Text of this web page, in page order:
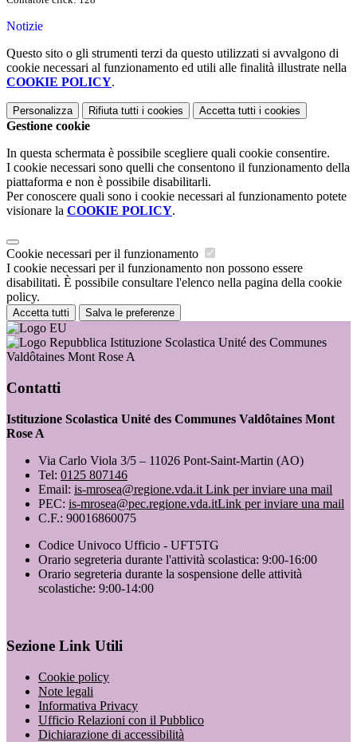
Notizie
Questo sito o gli strumenti terzi da questo utilizzati si avvalgono di
cookie necessari al funzionamento ed utili alle finalità illustrate nella
COOKIE POLICY.
Personalizza Rifiuta tutti i cookies Accetta tutti i cookies
Gestione cookie
In questa schermata è possibile scegliere quali cookie consentire.
I cookie necessari sono quelli che consentono il funzionamento della
piattaforma e non è possibile disabilitarli.
Per conoscere quali sono i cookie necessari al funzionamento potete
visionare la COOKIE POLICY.
Cookie necessari per il funzionamento
I cookie necessari per il funzionamento non possono essere
disabilitati. È possibile consultare l'elenco nella pagina della cookie
policy.
Accetta tutti Salva le preferenze
Istituzione Scolastica Unité des Communes
Valdôtaines Mont Rose A
Contatti
Istituzione Scolastica Unité des Communes Valdôtaines Mont
Rose A
Via Carlo Viola 3/5 – 11026 Pont-Saint-Martin (AO)
Tel: 0125 807146
Email: is-mrosea@regione.vda.it Link per inviare una mail
PEC: is-mrosea@pec.regione.vda.itLink per inviare una mail
C.F.: 90016860075
Codice Univoco Ufficio - UFT5TG
Orario segreteria durante l'attività scolastica: 9:00-16:00
Orario segreteria durante la sospensione delle attività
scolastiche: 9:00-14:00
Sezione Link Utili
Cookie policy
Note legali
Informativa Privacy
Ufficio Relazioni con il Pubblico
Dichiarazione di accessibilità